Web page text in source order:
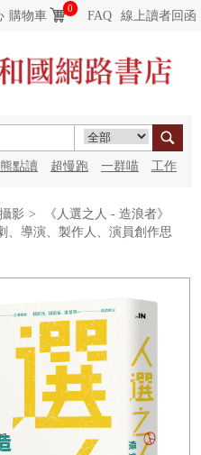
購物車
0
FAQ 線上讀者回函
點讀 超慢跑 一群喵 工作
攝影 >
《人選之人 - 造浪者》
、導演、製作人、演員創作思